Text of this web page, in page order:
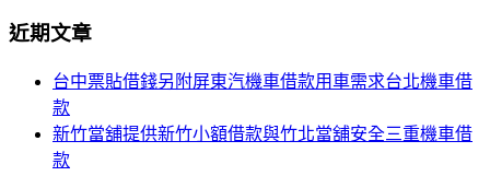
航
關
近期文章
台中票貼借錢另附屏東汽機車借款用車需求台北機車借
款
新竹當舖提供新竹小額借款與竹北當舖安全三重機車借
款